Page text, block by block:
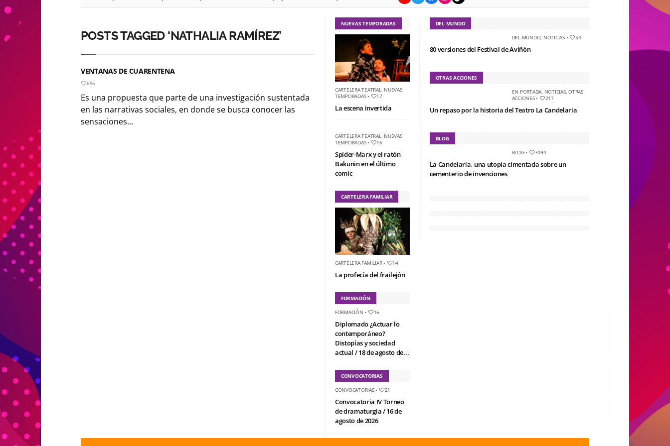
POSTS TAGGED ‘NATHALIA RAMÍREZ’
VENTANAS DE CUARENTENA
686
Es una propuesta que parte de una investigación sustentada
en las narrativas sociales, en donde se busca conocer las
sensaciones...
NUEVAS TEMPORADAS
CARTELERA TEATRAL, NUEVAS
TEMPORADAS• 17
La escena invertida
CARTELERA TEATRAL, NUEVAS
TEMPORADAS• 16
Spider-Marx y el ratón
Bakunin en el último
comic
CARTELERA FAMILIAR
CARTELERA FAMILIAR• 14
La profecía del frailejón
FORMACIÓN
FORMACIÓN • 16
Diplomado ¿Actuar lo
contemporáneo?
Distopías y sociedad
actual / 18 de agosto de...
CONVOCATORIAS
CONVOCATORIAS• 21
Convocatoria IV Torneo
de dramaturgia / 16 de
agosto de 2026
DEL MUNDO
DEL MUNDO, NOTICIAS• 54
80 versiones del Festival de Aviñón
OTRAS ACCIONES
EN PORTADA, NOTICIAS,OTRAS
ACCIONES• 217
Un repaso por la historia del Teatro La Candelaria
BLOG
BLOG• 3494
La Candelaria, una utopía cimentada sobre un
cementerio de invenciones